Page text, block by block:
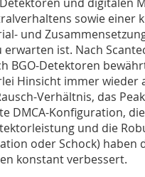
sowie einer
und
ist. Nach
BGO-Detektoren
Hinsicht immer wieder
Verhältnis, das
DMCA-Konfiguration,
und die
oder Schock) haben
konstant verbessert.